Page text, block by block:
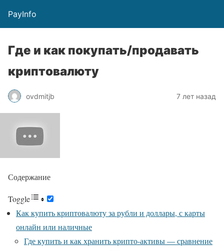
PayInfo
Где и как покупать/продавать
криптовалюту
ovdmitjb 7 лет назад
Содержание
Toggle
Как купить криптовалюту за рубли и доллары, с карты
онлайн или наличные
Где купить и как хранить крипто-активы — сравнение